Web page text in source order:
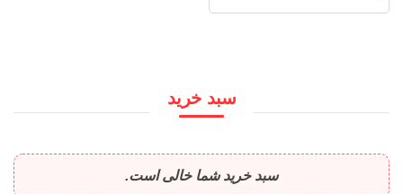
سبد خرید
سبد خرید شما خالی است.